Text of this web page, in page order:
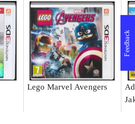
Lego Marvel Avengers
Feedback